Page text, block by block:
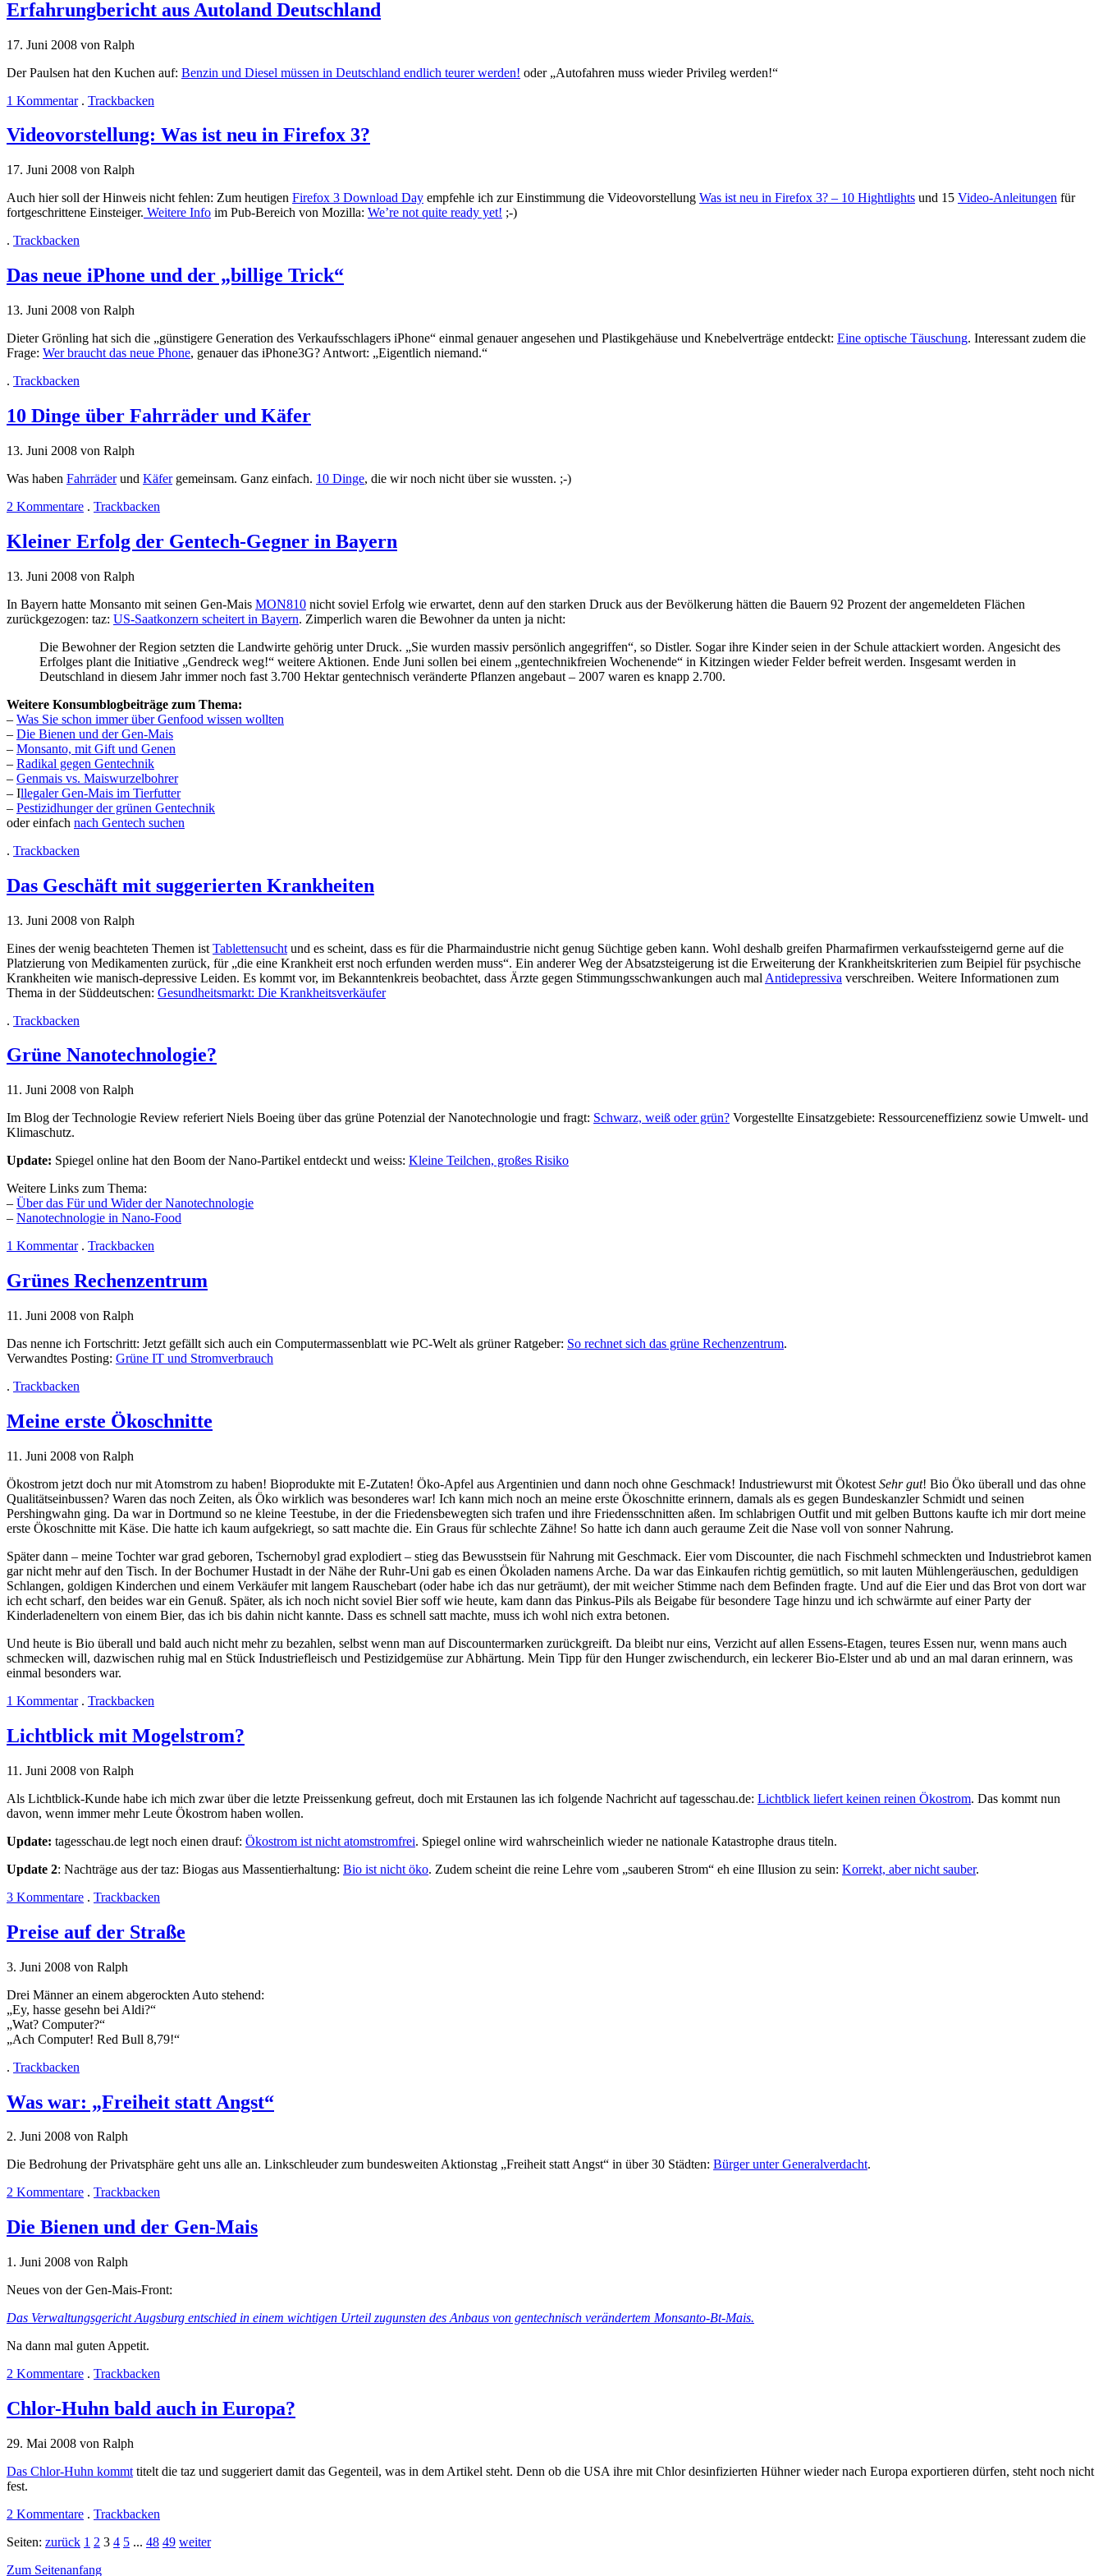
Erfahrungbericht aus Autoland Deutschland
17. Juni 2008 von Ralph
Der Paulsen hat den Kuchen auf: Benzin und Diesel müssen in Deutschland endlich teurer werden! oder „Autofahren muss wieder Privileg werden!“
1 Kommentar. Trackbacken
Videovorstellung: Was ist neu in Firefox 3?
17. Juni 2008 von Ralph
Auch hier soll der Hinweis nicht fehlen: Zum heutigen Firefox 3 Download Day empfehle ich zur Einstimmung die Videovorstellung Was ist neu in Firefox 3? – 10 Hightlights und 15 Video-Anleitungen für
fortgeschrittene Einsteiger. Weitere Info im Pub-Bereich von Mozilla: We’re not quite ready yet! ;-)
. Trackbacken
Das neue iPhone und der „billige Trick“
13. Juni 2008 von Ralph
Dieter Grönling hat sich die „günstigere Generation des Verkaufsschlagers iPhone“ einmal genauer angesehen und Plastikgehäuse und Knebelverträge entdeckt: Eine optische Täuschung. Interessant zudem die
Frage: Wer braucht das neue Phone, genauer das iPhone3G? Antwort: „Eigentlich niemand.“
. Trackbacken
10 Dinge über Fahrräder und Käfer
13. Juni 2008 von Ralph
Was haben Fahrräderund Käfergemeinsam. Ganz einfach. 10 Dinge, die wir noch nicht über sie wussten. ;-)
2 Kommentare . Trackbacken
Kleiner Erfolg der Gentech-Gegner in Bayern
13. Juni 2008 von Ralph
In Bayern hatte Monsanto mit seinen Gen-Mais MON810 nicht soviel Erfolg wie erwartet, denn auf den starken Druck aus der Bevölkerung hätten die Bauern 92 Prozent der angemeldeten Flächen
zurückgezogen: taz: US-Saatkonzern scheitert in Bayern. Zimperlich waren die Bewohner da unten ja nicht:
Die Bewohner der Region setzten die Landwirte gehörig unter Druck. „Sie wurden massiv persönlich angegriffen“, so Distler. Sogar ihre Kinder seien in der Schule attackiert worden. Angesicht des
Erfolges plant die Initiative „Gendreck weg!“ weitere Aktionen. Ende Juni sollen bei einem „gentechnikfreien Wochenende“ in Kitzingen wieder Felder befreit werden. Insgesamt werden in
Deutschland in diesem Jahr immer noch fast 3.700 Hektar gentechnisch veränderte Pflanzen angebaut – 2007 waren es knapp 2.700.
Weitere Konsumblogbeiträge zum Thema:
– Was Sie schon immer über Genfood wissen wollten
– Die Bienen und der Gen-Mais
– Monsanto, mit Gift und Genen
– Radikal gegen Gentechnik
– Genmais vs. Maiswurzelbohrer
– Illegaler Gen-Mais im Tierfutter
– Pestizidhunger der grünen Gentechnik
oder einfach nach Gentech suchen
. Trackbacken
Das Geschäft mit suggerierten Krankheiten
13. Juni 2008 von Ralph
Eines der wenig beachteten Themen ist Tablettensucht und es scheint, dass es für die Pharmaindustrie nicht genug Süchtige geben kann. Wohl deshalb greifen Pharmafirmen verkaufssteigernd gerne auf die
Platzierung von Medikamenten zurück, für „die eine Krankheit erst noch erfunden werden muss“. Ein anderer Weg der Absatzsteigerung ist die Erweiterung der Krankheitskriterien zum Beipiel für psychische
Krankheiten wie manisch-depressive Leiden. Es kommt vor, im Bekanntenkreis beobachtet, dass Ärzte gegen Stimmungsschwankungen auch mal Antidepressiva verschreiben. Weitere Informationen zum
Thema in der Süddeutschen: Gesundheitsmarkt: Die Krankheitsverkäufer
. Trackbacken
Grüne Nanotechnologie?
11. Juni 2008 von Ralph
Im Blog der Technologie Review referiert Niels Boeing über das grüne Potenzial der Nanotechnologie und fragt: Schwarz, weiß oder grün? Vorgestellte Einsatzgebiete: Ressourceneffizienz sowie Umwelt- und
Klimaschutz.
Update: Spiegel online hat den Boom der Nano-Partikel entdeckt und weiss: Kleine Teilchen, großes Risiko
Weitere Links zum Thema:
– Über das Für und Wider der Nanotechnologie
– Nanotechnologie in Nano-Food
1 Kommentar. Trackbacken
Grünes Rechenzentrum
11. Juni 2008 von Ralph
Das nenne ich Fortschritt: Jetzt gefällt sich auch ein Computermassenblatt wie PC-Welt als grüner Ratgeber: So rechnet sich das grüne Rechenzentrum.
Verwandtes Posting: Grüne IT und Stromverbrauch
. Trackbacken
Meine erste Ökoschnitte
11. Juni 2008 von Ralph
Ökostrom jetzt doch nur mit Atomstrom zu haben! Bioprodukte mit E-Zutaten! Öko-Apfel aus Argentinien und dann noch ohne Geschmack! Industriewurst mit Ökotest Sehr gut! Bio Öko überall und das ohne
Qualitätseinbussen? Waren das noch Zeiten, als Öko wirklich was besonderes war! Ich kann mich noch an meine erste Ökoschnitte erinnern, damals als es gegen Bundeskanzler Schmidt und seinen
Pershingwahn ging. Da war in Dortmund so ne kleine Teestube, in der die Friedensbewegten sich trafen und ihre Friedensschnitten aßen. Im schlabrigen Outfit und mit gelben Buttons kaufte ich mir dort meine
erste Ökoschnitte mit Käse. Die hatte ich kaum aufgekriegt, so satt machte die. Ein Graus für schlechte Zähne! So hatte ich dann auch geraume Zeit die Nase voll von sonner Nahrung.
Später dann – meine Tochter war grad geboren, Tschernobyl grad explodiert – stieg das Bewusstsein für Nahrung mit Geschmack. Eier vom Discounter, die nach Fischmehl schmeckten und Industriebrot kamen
gar nicht mehr auf den Tisch. In der Bochumer Hustadt in der Nähe der Ruhr-Uni gab es einen Ökoladen namens Arche. Da war das Einkaufen richtig gemütlich, so mit lauten Mühlengeräuschen, geduldigen
Schlangen, goldigen Kinderchen und einem Verkäufer mit langem Rauschebart (oder habe ich das nur geträumt), der mit weicher Stimme nach dem Befinden fragte. Und auf die Eier und das Brot von dort war
ich echt scharf, den beides war ein Genuß. Später, als ich noch nicht soviel Bier soff wie heute, kam dann das Pinkus-Pils als Beigabe für besondere Tage hinzu und ich schwärmte auf einer Party der
Kinderladeneltern von einem Bier, das ich bis dahin nicht kannte. Dass es schnell satt machte, muss ich wohl nich extra betonen.
Und heute is Bio überall und bald auch nicht mehr zu bezahlen, selbst wenn man auf Discountermarken zurückgreift. Da bleibt nur eins, Verzicht auf allen Essens-Etagen, teures Essen nur, wenn mans auch
schmecken will, dazwischen ruhig mal en Stück Industriefleisch und Pestizidgemüse zur Abhärtung. Mein Tipp für den Hunger zwischendurch, ein leckerer Bio-Elster und ab und an mal daran erinnern, was
einmal besonders war.
1 Kommentar. Trackbacken
Lichtblick mit Mogelstrom?
11. Juni 2008 von Ralph
Als Lichtblick-Kunde habe ich mich zwar über die letzte Preissenkung gefreut, doch mit Erstaunen las ich folgende Nachricht auf tagesschau.de: Lichtblick liefert keinen reinen Ökostrom. Das kommt nun
davon, wenn immer mehr Leute Ökostrom haben wollen.
Update: tagesschau.de legt noch einen drauf: Ökostrom ist nicht atomstromfrei. Spiegel online wird wahrscheinlich wieder ne nationale Katastrophe draus titeln.
Update 2: Nachträge aus der taz: Biogas aus Massentierhaltung: Bio ist nicht öko. Zudem scheint die reine Lehre vom „sauberen Strom“ eh eine Illusion zu sein: Korrekt, aber nicht sauber.
3 Kommentare . Trackbacken
Preise auf der Straße
3. Juni 2008 von Ralph
Drei Männer an einem abgerockten Auto stehend:
„Ey, hasse gesehn bei Aldi?“
„Wat? Computer?“
„Ach Computer! Red Bull 8,79!“
. Trackbacken
Was war: „Freiheit statt Angst“
2. Juni 2008 von Ralph
Die Bedrohung der Privatsphäre geht uns alle an. Linkschleuder zum bundesweiten Aktionstag „Freiheit statt Angst“ in über 30 Städten: Bürger unter Generalverdacht.
2 Kommentare . Trackbacken
Die Bienen und der Gen-Mais
1. Juni 2008 von Ralph
Neues von der Gen-Mais-Front:
Das Verwaltungsgericht Augsburg entschied in einem wichtigen Urteil zugunsten des Anbaus von gentechnisch verändertem Monsanto-Bt-Mais.
Na dann mal guten Appetit.
2 Kommentare . Trackbacken
Chlor-Huhn bald auch in Europa?
29. Mai 2008 von Ralph
Das Chlor-Huhn kommt titelt die taz und suggeriert damit das Gegenteil, was in dem Artikel steht. Denn ob die USA ihre mit Chlor desinfizierten Hühner wieder nach Europa exportieren dürfen, steht noch nicht
fest.
2 Kommentare . Trackbacken
Seiten: zurück 1 2 3 4 5 ... 48 49 weiter
Zum Seitenanfang